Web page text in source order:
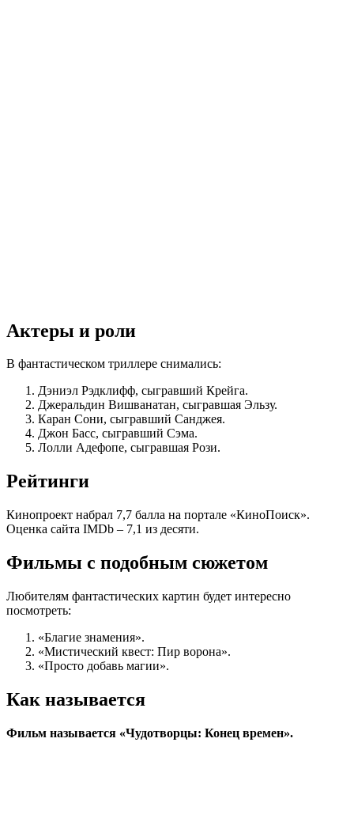
Актеры и роли
В фантастическом триллере снимались:
Дэниэл Рэдклифф, сыгравший Крейга.
Джеральдин Вишванатан, сыгравшая Эльзу.
Каран Сони, сыгравший Санджея.
Джон Басс, сыгравший Сэма.
Лолли Адефопе, сыгравшая Рози.
Рейтинги
Кинопроект набрал 7,7 балла на портале «КиноПоиск».
Оценка сайта IMDb – 7,1 из десяти.
Фильмы с подобным сюжетом
Любителям фантастических картин будет интересно
посмотреть:
«Благие знамения».
«Мистический квест: Пир ворона».
«Просто добавь магии».
Как называется
Фильм называется «Чудотворцы: Конец времен».